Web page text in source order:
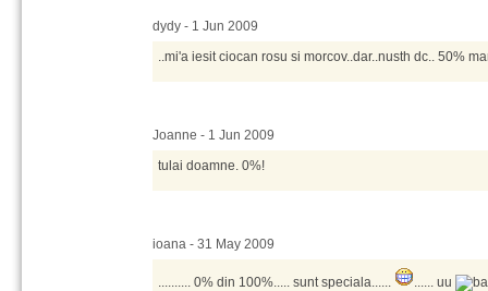
dydy - 1 Jun 2009
..mi'a iesit ciocan rosu si morcov..dar..nusth dc.. 50%
Joanne - 1 Jun 2009
tulai doamne. 0%!
ioana - 31 May 2009
.......... 0% din 100%..... sunt speciala...... ...... uu